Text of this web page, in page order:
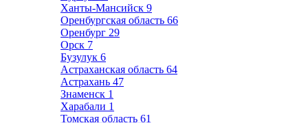
Ханты-Мансийск 9
Оренбургская область 66
Оренбург 29
Орск 7
Бузулук 6
Астраханская область 64
Астрахань 47
Знаменск 1
Харабали 1
Томская область 61